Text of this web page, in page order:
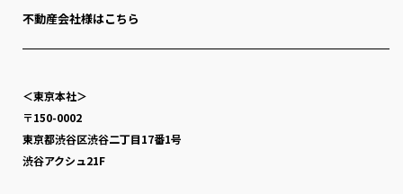
不動産会社様はこちら
＜東京本社＞
〒150-0002
東京都渋谷区渋谷二丁目17番1号
渋谷アクシュ21F